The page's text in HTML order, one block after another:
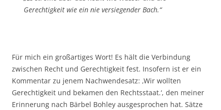
Gerechtigkeit wie ein nie versiegender Bach.“
Für mich ein großartiges Wort! Es hält die Verbindung
zwischen Recht und Gerechtigkeit fest. Insofern ist er ein
Kommentar zu jenem Nachwendesatz: ‚Wir wollten
Gerechtigkeit und bekamen den Rechtsstaat.‘, den meiner
Erinnerung nach Bärbel Bohley ausgesprochen hat. Sätze